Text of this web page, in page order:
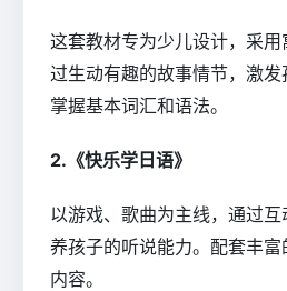
这套教材专为少儿设计，采
过生动有趣的故事情节，激
掌握基本词汇和语法。
2.《快乐学日语》
以游戏、歌曲为主线，通过
养孩子的听说能力。配套丰
内容。